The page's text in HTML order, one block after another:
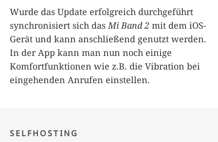
Wurde das Update erfolgreich durchgeführt
synchronisiert sich das Mi Band 2 mit dem iOS-
Gerät und kann anschließend genutzt werden.
In der App kann man nun noch einige
Komfortfunktionen wie z.B. die Vibration bei
eingehenden Anrufen einstellen.
SELFHOSTING